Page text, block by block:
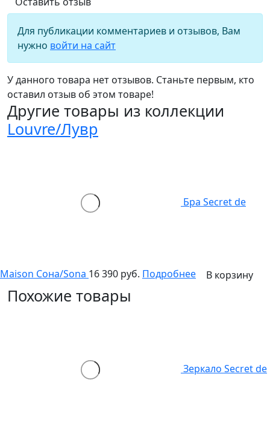
Для публикации комментариев и отзывов, Вам
нужно войти на сайт
У данного товара нет отзывов. Станьте первым, кто
оставил отзыв об этом товаре!
Другие товары из коллекции
Louvre/Лувр
Бра Secret de
Maison Сона/Sona 16 390 руб. Подробнее В корзину
Похожие товары
Зеркало Secret de